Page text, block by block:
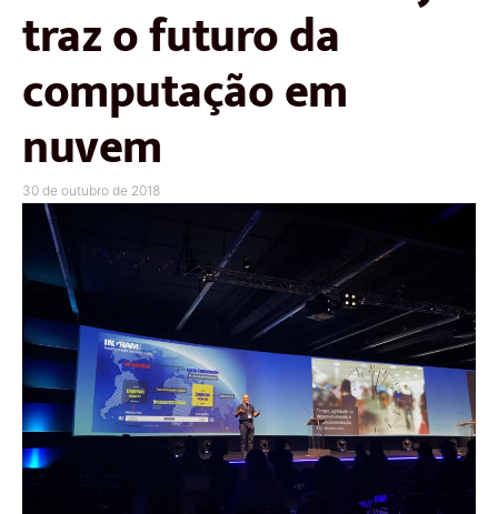
traz o futuro da
computação em
nuvem
30 de outubro de 2018